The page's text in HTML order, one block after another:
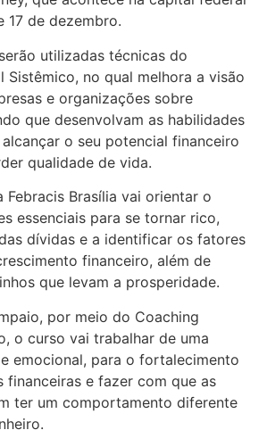
17 de dezembro.
utilizadas técnicas do
Sistêmico, no qual melhora a visão
e organizações sobre
que desenvolvam as habilidades
o seu potencial financeiro
qualidade de vida.
Febracis Brasília vai orientar o
essenciais para se tornar rico,
dívidas e a identificar os fatores
financeiro, além de
que levam a prosperidade.
por meio do Coaching
o curso vai trabalhar de uma
emocional, para o fortalecimento
financeiras e fazer com que as
ter um comportamento diferente